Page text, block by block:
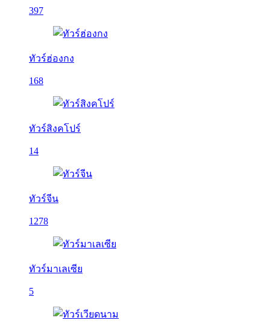
397
ทัวร์ฮ่องกง
168
ทัวร์สิงคโปร์
14
ทัวร์จีน
1278
ทัวร์มาเลเซีย
5